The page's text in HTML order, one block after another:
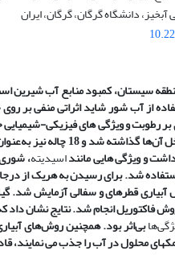
دانشگاه گرگان، گرگان، ایران
سیستان، کمبود منابع آب شیرین
از آب شور شاید اثراتی منفی بر
بر رطوبت و ویژگی­ هایفیزیکی-شیمیایی
و ویژگی­ هایی ماننداسیدیته،
استفاده شد. برای رسیدن به هریک
و 3 تکرار و به روش فاکتوریل انجام شد.
بی‌اثر بود. همچنینروش‌های
محلول در آب را جذب می ­نمایند،